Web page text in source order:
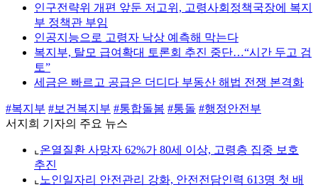
인구전략위 개편 앞둔 저고위, 고령사회정책국장에 복지
부 정책관 부임
인공지능으로 고령자 낙상 예측해 막는다
복지부, 탈모 급여확대 토론회 추진 중단…“시간 두고 검
토”
세금은 빠르고 공급은 더디다 부동산 해법 전쟁 본격화
#복지부 #보건복지부 #통합돌봄 #통돌 #행정안전부
서지희 기자의 주요 뉴스
⌞ 온열질환 사망자 62%가 80세 이상, 고령층 집중 보호
추진
⌞ 노인일자리 안전관리 강화, 안전전담인력 613명 첫 배